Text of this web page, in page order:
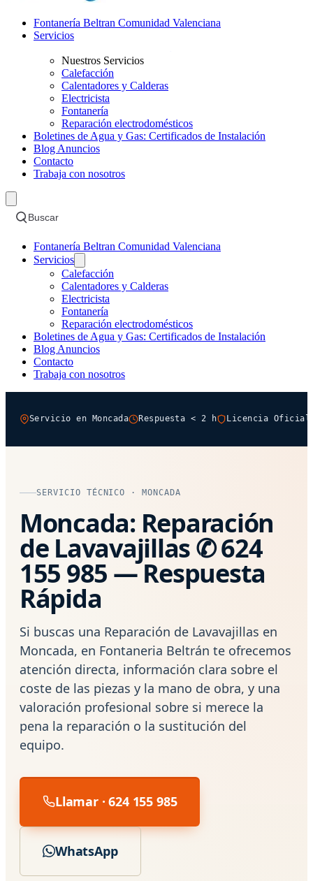
Fontanería Beltran Comunidad Valenciana
Servicios
Nuestros Servicios
Calefacción
Calentadores y Calderas
Electricista
Fontanería
Reparación electrodomésticos
Boletines de Agua y Gas: Certificados de Instalación
Blog Anuncios
Contacto
Trabaja con nosotros
Buscar
Fontanería Beltran Comunidad Valenciana
Servicios
Calefacción
Calentadores y Calderas
Electricista
Fontanería
Reparación electrodomésticos
Boletines de Agua y Gas: Certificados de Instalación
Blog Anuncios
Contacto
Trabaja con nosotros
Servicio en Moncada Respuesta < 2 h Licencia Oficial
SERVICIO TÉCNICO · MONCADA
Moncada: Reparación
de Lavavajillas ✆ 624
155 985 — Respuesta
Rápida
Si buscas una Reparación de Lavavajillas en
Moncada, en Fontaneria Beltrán te ofrecemos
atención directa, información clara sobre el
coste de las piezas y la mano de obra, y una
valoración profesional sobre si merece la
pena la reparación o la sustitución del
equipo.
Llamar · 624 155 985
WhatsApp